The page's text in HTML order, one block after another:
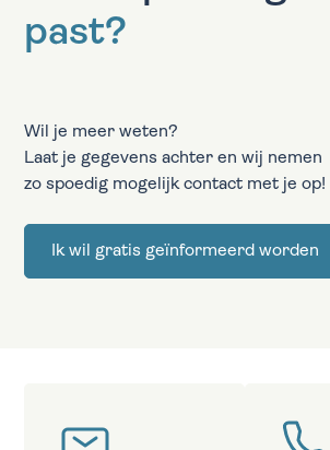
past?
Wil je meer weten?
Laat je gegevens achter en wij nemen
zo spoedig mogelijk contact met je op!
Ik wil gratis geïnformeerd worden